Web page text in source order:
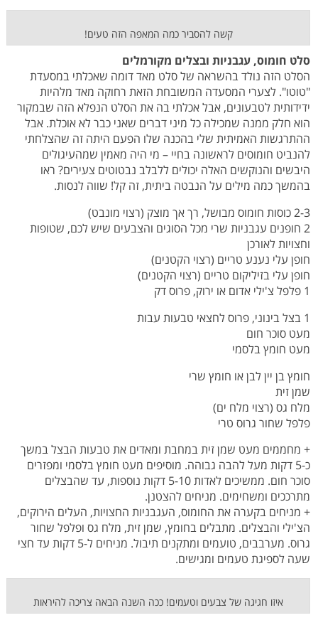
קשה להסביר כמה המאפה הזה טעים!
סלט חומוס, עגבניות ובצלים מקורמלים
הסלט הזה נולד בהשראה של סלט מאד דומה שאכלתי במסעדת
"טוטו". לצערי המסעדה המשובחת הזאת רחוקה מאד מלהיות
ידידותית לטבעונים, אבל אכלתי בה את הסלט הנפלא הזה שבמקור
הוא חלק ממנה שמכילה כל מיני דברים שאני כבר לא אוכלת. אבל
ההתרגשות האמיתית שלי בהכנה שלו הפעם היתה זה שהצלחתי
להנביט חומוסים לראשונה בחיי – מי היה מאמין שמהעיגולים
היבשים והנוקשים האלה יכולים ללבלב נבטוטים צעירים? ראו
בהמשך כמה מילים על הנבטה ביתית, זה קל! שווה לנסות.
2-3 כוסות חומוס מבושל, רך אך מוצק (רצוי מונבט)
2 חופנים עגבניות שרי מכל הסוגים והצבעים שיש לכם, שטופות
וחצויות לאורכן
חופן עלי נענע טריים (רצוי הקטנים)
חופן עלי בזיליקום טריים (רצוי הקטנים)
1 פלפל צ'ילי אדום או ירוק, פרוס דק
1 בצל בינוני, פרוס לחצאי טבעות עבות
מעט סוכר חום
מעט חומץ בלסמי
חומץ בן יין לבן או חומץ שרי
שמן זית
מלח גס (רצוי מלח ים)
פלפל שחור גרוס טרי
+ מחממים מעט שמן זית במחבת ומאדים את טבעות הבצל במשך
כ-5 דקות מעל להבה גבוהה. מוסיפים מעט חומץ בלסמי ומפזרים
סוכר חום. ממשיכים לאדות 5-10 דקות נוספות, עד שהבצלים
מתרככים ומשחימים. מניחים להצטנן.
+ מניחים בקערה את החומוס, העגבניות החצויות, העלים הירוקים,
הצ'ילי והבצלים. מתבלים בחומץ, שמן זית, מלח גס ופלפל שחור
גרוס. מערבבים, טועמים ומתקנים תיבול. מניחים ל-5 דקות עד חצי
שעה לספיגת טעמים ומגישים.
איזו חגיגה של צבעים וטעמים! ככה השנה הבאה צריכה להיראות